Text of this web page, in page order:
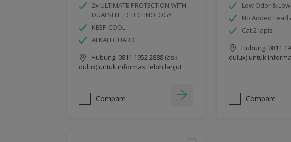
2x ULTIMATE PROTECTION WITH
DUALSHIELD TECHNOLOGY
KEEP COOL
ALKALI GUARD
Hubungi 0811 1952 2888 (ask
dulux) untuk informasi lebih lanjut
Compare
Low Odor &
No Added Lead
Cat 2 lapis
Hubungi 0811
dulux) untuk
Compare